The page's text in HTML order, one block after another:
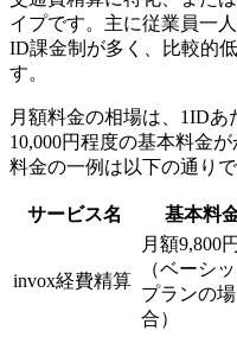
イプです。主に従業員一
ID課金制が多く、比較的
す。
月額料金の相場は、1IDあ
10,000円程度の基本料金
料金の一例は以下の通りで
サービス名 基本料
invox経費精算
月額9,800円
（ベーシ
プランの場
合）